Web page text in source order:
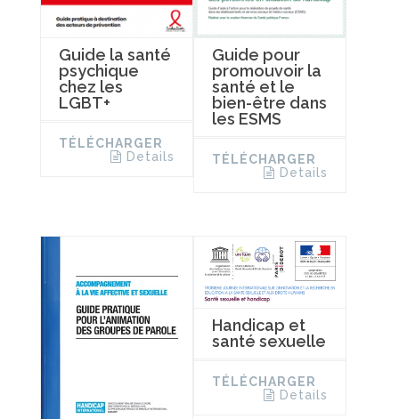
Guide la santé
psychique
chez les
LGBT+
TÉLÉCHARGER
Details
Guide pour
promouvoir la
santé et le
bien-être dans
les ESMS
TÉLÉCHARGER
Details
Handicap et
santé sexuelle
TÉLÉCHARGER
Details